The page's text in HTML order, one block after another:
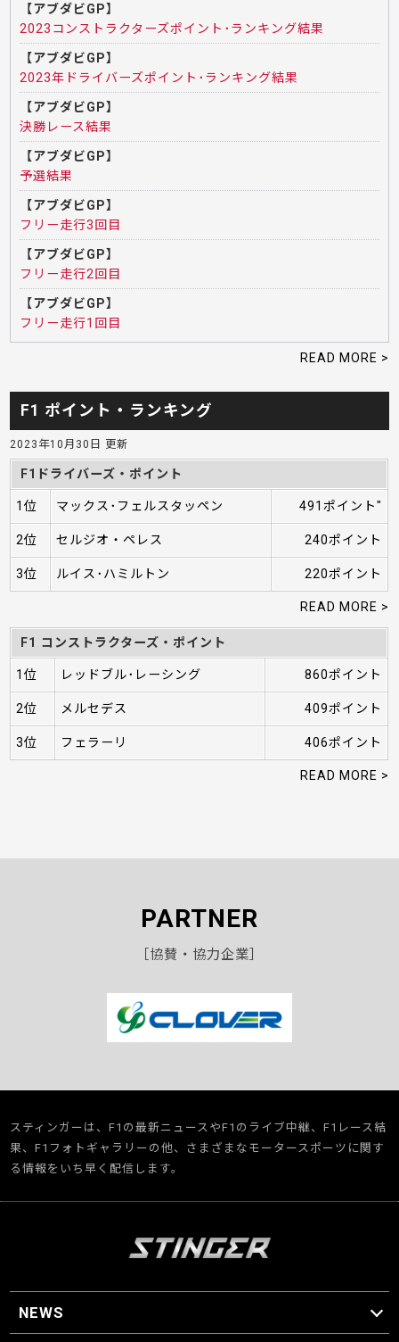
【アブダビGP】
2023コンストラクターズポイント･ランキング結果
【アブダビGP】
2023年ドライバーズポイント･ランキング結果
【アブダビGP】
決勝レース結果
【アブダビGP】
予選結果
【アブダビGP】
フリー走行3回目
【アブダビGP】
フリー走行2回目
【アブダビGP】
フリー走行1回目
READ MORE >
F1 ポイント・ランキング
2023年10月30日 更新
F1ドライバーズ・ポイント
1位 マックス･フェルスタッペン 491ポイント"
2位 セルジオ・ペレス 240ポイント
3位 ルイス･ハミルトン 220ポイント
READ MORE >
F1 コンストラクターズ・ポイント
1位 レッドブル･レーシング 860ポイント
2位 メルセデス 409ポイント
3位 フェラーリ 406ポイント
READ MORE >
PARTNER
［協賛・協力企業］
スティンガーは、F1の最新ニュースやF1のライブ中継、F1レース結
果、F1フォトギャラリーの他、さまざまなモータースポーツに関す
る情報をいち早く配信します。
NEWS